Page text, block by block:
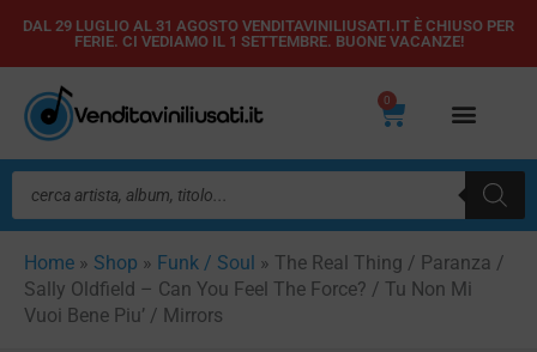
Vai
contenuto
DAL 29 LUGLIO AL 31 AGOSTO VENDITAVINILIUSATI.IT È CHIUSO PER
FERIE. CI VEDIAMO IL 1 SETTEMBRE. BUONE VACANZE!
0
Carrello
Ricerca
prodotti
Home » Shop » Funk / Soul » The Real Thing / Paranza /
Sally Oldfield – Can You Feel The Force? / Tu Non Mi
Vuoi Bene Piu’ / Mirrors